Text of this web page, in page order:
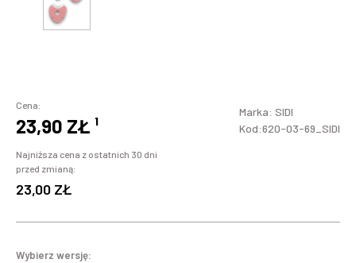
Cena:
23,90 ZŁ ¹
Najniższa cena z ostatnich 30 dni
przed zmianą:
23,00 ZŁ
Marka: SIDI
Kod:620-03-69_SIDI
Wybierz wersję: